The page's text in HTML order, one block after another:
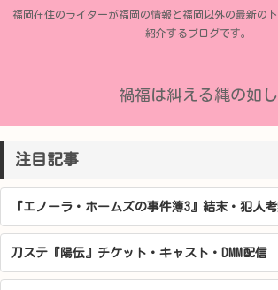
福岡在住のライターが福岡の情報と福岡以外の最新の
紹介するブログです。
禍福は糾える縄の如し
注目記事
『エノーラ・ホームズの事件簿3』結末・犯人
刀ステ『陽伝』チケット・キャスト・DMM配信